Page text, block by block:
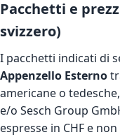
Pacchetti e
svizzero)
I pacchetti indicati di
Appenzello Esterno
americane o
e/o Sesch Group
espresse in CHF e